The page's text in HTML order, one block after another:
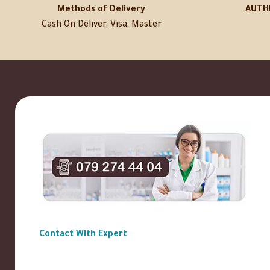
Methods of Delivery
Cash On Deliver, Visa, Master
Contact With Expert